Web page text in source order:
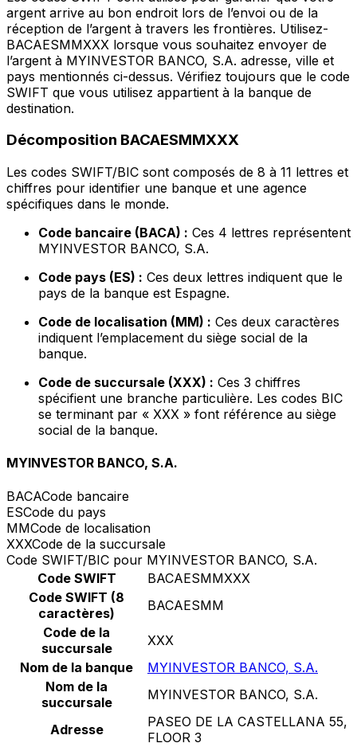
argent arrive au bon endroit lors de l’envoi ou de la
réception de l’argent à travers les frontières. Utilisez-
BACAESMMXXX lorsque vous souhaitez envoyer de
l’argent à MYINVESTOR BANCO, S.A. adresse, ville et
pays mentionnés ci-dessus. Vérifiez toujours que le code
SWIFT que vous utilisez appartient à la banque de
destination.
Décomposition BACAESMMXXX
Les codes SWIFT/BIC sont composés de 8 à 11 lettres et
chiffres pour identifier une banque et une agence
spécifiques dans le monde.
Code bancaire (BACA) : Ces 4 lettres représentent
MYINVESTOR BANCO, S.A.
Code pays (ES) : Ces deux lettres indiquent que le
pays de la banque est Espagne.
Code de localisation (MM) : Ces deux caractères
indiquent l’emplacement du siège social de la
banque.
Code de succursale (XXX) : Ces 3 chiffres
spécifient une branche particulière. Les codes BIC
se terminant par « XXX » font référence au siège
social de la banque.
MYINVESTOR BANCO, S.A.
BACACode bancaire
ESCode du pays
MMCode de localisation
XXXCode de la succursale
Code SWIFT/BIC pour MYINVESTOR BANCO, S.A.
Code SWIFT
BACAESMMXXX
Code SWIFT (8
caractères)
BACAESMM
Code de la
succursale
XXX
Nom de la banque
MYINVESTOR BANCO, S.A.
Nom de la
succursale
MYINVESTOR BANCO, S.A.
Adresse
PASEO DE LA CASTELLANA 55,
FLOOR 3